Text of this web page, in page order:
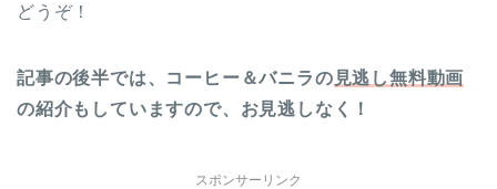
どうぞ！
記事の後半では、コーヒー＆バニラの 見逃し無料動画
の紹介もしていますので、お見逃しなく！
スポンサーリンク